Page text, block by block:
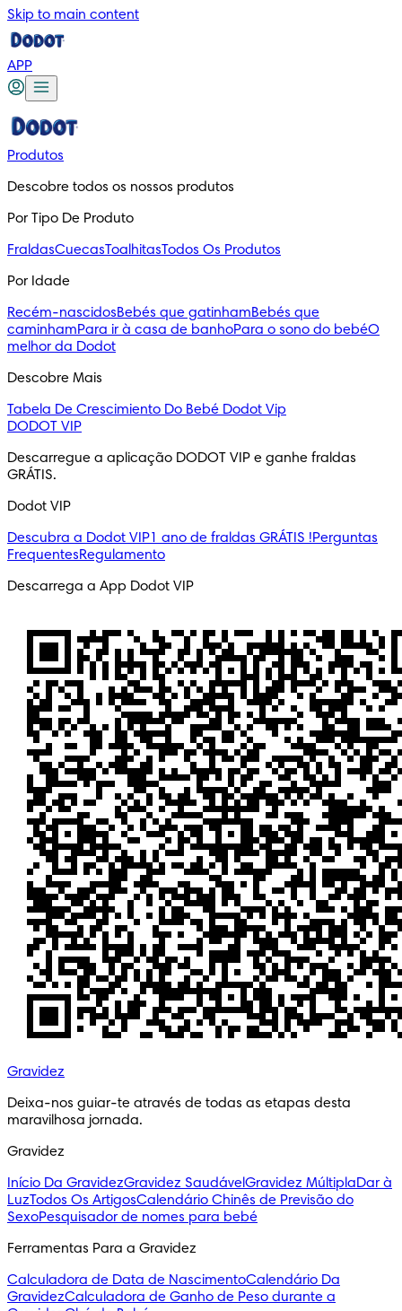
Skip to main content
APP
Produtos
Descobre todos os nossos produtos
Por Tipo De Produto
FraldasCuecasToalhitasTodos Os Produtos
Por Idade
Recém-nascidosBebés que gatinhamBebés que
caminhamPara ir à casa de banhoPara o sono do bebéO
melhor da Dodot
Descobre Mais
Tabela De Crescimiento Do Bebé Dodot Vip
DODOT VIP
Descarregue a aplicação DODOT VIP e ganhe fraldas
GRÁTIS.
Dodot VIP
Descubra a Dodot VIP1 ano de fraldas GRÁTIS !Perguntas
FrequentesRegulamento
Descarrega a App Dodot VIP
Gravidez
Deixa-nos guiar-te através de todas as etapas desta
maravilhosa jornada.
Gravidez
Início Da GravidezGravidez SaudávelGravidez MúltiplaDar à
LuzTodos Os ArtigosCalendário Chinês de Previsão do
SexoPesquisador de nomes para bebé
Ferramentas Para a Gravidez
Calculadora de Data de NascimentoCalendário Da
GravidezCalculadora de Ganho de Peso durante a